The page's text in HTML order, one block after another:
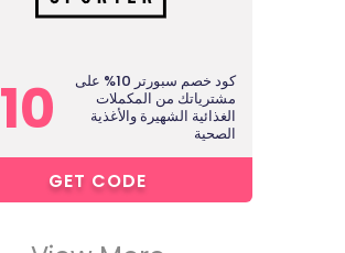
10
كود خصم سبورتر 10% على
مشترياتك من المكملات
الغذائية الشهيرة والأغذية
الصحية
GET CODE